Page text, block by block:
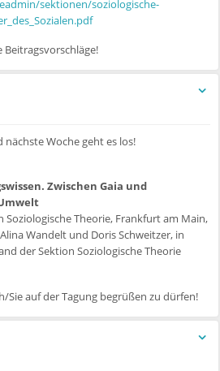
sektionen/soziologische-
11.07.2025 - 09:54
Woche geht es los!
Zwischen Gaia und
Soziologische Theorie, Frankfurt am Main,
Wandelt und Doris Schweitzer, in
der Sektion Soziologische Theorie
Sie auf der Tagung begrüßen zu dürfen!
11.07.2025 - 09:54